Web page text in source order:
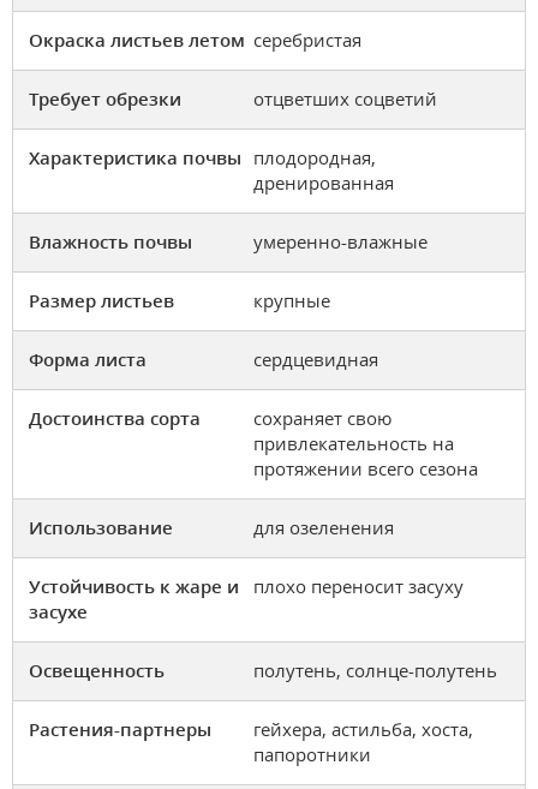
Окраска листьев летом серебристая
Требует обрезки отцветших соцветий
Характеристика почвы плодородная,
дренированная
Влажность почвы умеренно-влажные
Размер листьев крупные
Форма листа сердцевидная
Достоинства сорта
сохраняет свою
привлекательность на
протяжении всего сезона
Использование для озеленения
Устойчивость к жаре и
засухе
плохо переносит засуху
Освещенность полутень, солнце-полутень
Растения-партнеры
гейхера, астильба, хоста,
папоротники